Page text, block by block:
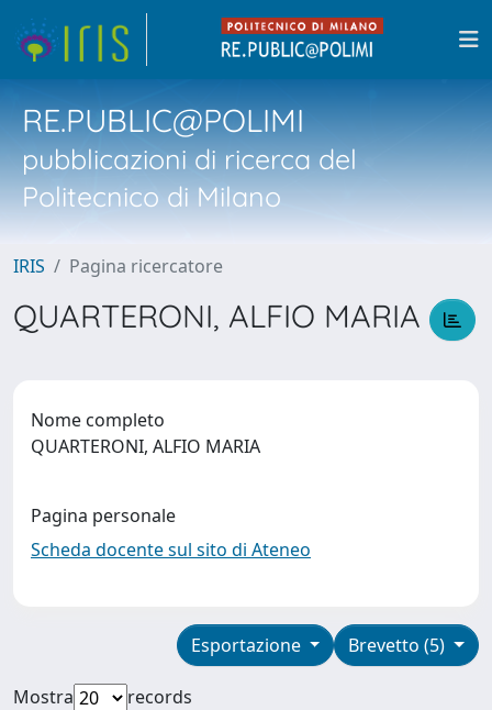
RE.PUBLIC@POLIMI
pubblicazioni di ricerca del
Politecnico di Milano
IRIS Pagina ricercatore
QUARTERONI, ALFIO MARIA
Nome completo
QUARTERONI, ALFIO MARIA
Pagina personale
Scheda docente sul sito di Ateneo
Brevetto (5)
Esportazione
Mostra
records